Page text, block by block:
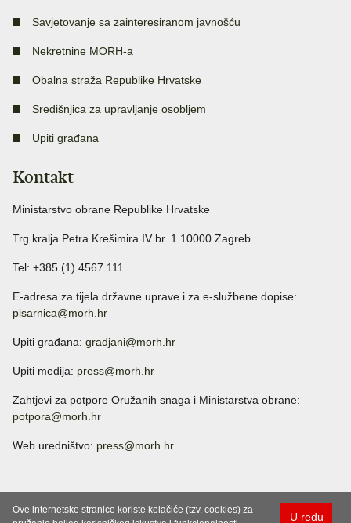
Savjetovanje sa zainteresiranom javnošću
Nekretnine MORH-a
Obalna straža Republike Hrvatske
Središnjica za upravljanje osobljem
Upiti građana
Kontakt
Ministarstvo obrane Republike Hrvatske
Trg kralja Petra Krešimira IV br. 1 10000 Zagreb
Tel: +385 (1) 4567 111
E-adresa za tijela državne uprave i za e-službene dopise:
pisarnica@morh.hr
Upiti građana: gradjani@morh.hr
Upiti medija: press@morh.hr
Zahtjevi za potpore Oružanih snaga i Ministarstva obrane:
potpora@morh.hr
Web uredništvo: press@morh.hr
U redu
Ove internetske stranice koriste kolačiće (tzv. cookies) za